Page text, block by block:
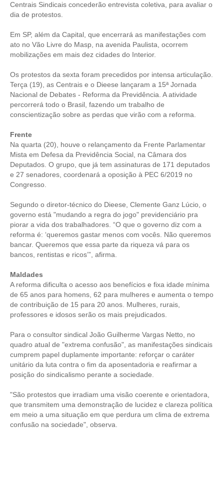
CONSULTORIA
CONTRIBUIÇÕES
CONTRIBUIÇÃO ASSOCIATIVA OU ANUIDADE DE SÓCIO
CONTRIBUIÇÃO SINDICAL URBANA
FGTS EXPURGOS
FGTS CORREÇÃO
LEI 4.950-A/1966 – PISO SALARIAL
LEI 5.194/1966 – REGULAMENTAÇÃO DA PROFISSÃO
LEI 6.496/1977 – ART
RES 1.002/2002 – CÓDIGO DE ÉTICA
HOMOLOGAÇÕES
PISO SALARIAL
FIQUE POR DENTRO
OPORTUNIDADES
APRESENTAÇÃO
EMPREGO E ESTÁGIO
CARREIRA
Centrais Sindicais concederão entrevista coletiva, para avaliar o
dia de protestos.
Em SP, além da Capital, que encerrará as manifestações com
ato no Vão Livre do Masp, na avenida Paulista, ocorrem
mobilizações em mais dez cidades do Interior.
Os protestos da sexta foram precedidos por intensa articulação.
Terça (19), as Centrais e o Dieese lançaram a 15ª Jornada
Nacional de Debates - Reforma da Previdência. A atividade
percorrerá todo o Brasil, fazendo um trabalho de
conscientização sobre as perdas que virão com a reforma.
Frente
Na quarta (20), houve o relançamento da Frente Parlamentar
Mista em Defesa da Previdência Social, na Câmara dos
Deputados. O grupo, que já tem assinaturas de 171 deputados
e 27 senadores, coordenará a oposição à PEC 6/2019 no
Congresso.
Segundo o diretor-técnico do Dieese, Clemente Ganz Lúcio, o
governo está "mudando a regra do jogo" previdenciário pra
piorar a vida dos trabalhadores. “O que o governo diz com a
reforma é: ‘queremos gastar menos com vocês. Não queremos
bancar. Queremos que essa parte da riqueza vá para os
bancos, rentistas e ricos’”, afirma.
Maldades
A reforma dificulta o acesso aos benefícios e fixa idade mínima
de 65 anos para homens, 62 para mulheres e aumenta o tempo
de contribuição de 15 para 20 anos. Mulheres, rurais,
professores e idosos serão os mais prejudicados.
Para o consultor sindical João Guilherme Vargas Netto, no
quadro atual de "extrema confusão", as manifestações sindicais
cumprem papel duplamente importante: reforçar o caráter
unitário da luta contra o fim da aposentadoria e reafirmar a
posição do sindicalismo perante a sociedade.
"São protestos que irradiam uma visão coerente e orientadora,
que transmitem uma demonstração de lucidez e clareza política
em meio a uma situação em que perdura um clima de extrema
confusão na sociedade", observa.